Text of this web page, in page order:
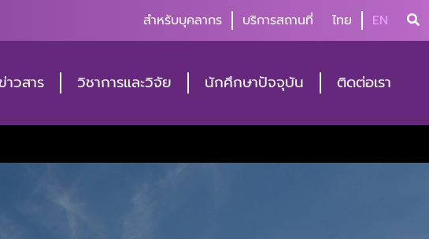
สำหรับบุคลากร บริการสถานที่ ไทย EN
าวสาร วิชาการและวิจัย นักศึกษาปัจจุบัน ติดต่อเรา